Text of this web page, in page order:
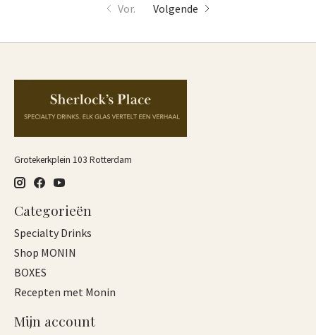
Vor. Volgende
Grotekerkplein 103 Rotterdam
Categorieën
Specialty Drinks
Shop MONIN
BOXES
Recepten met Monin
Mijn account